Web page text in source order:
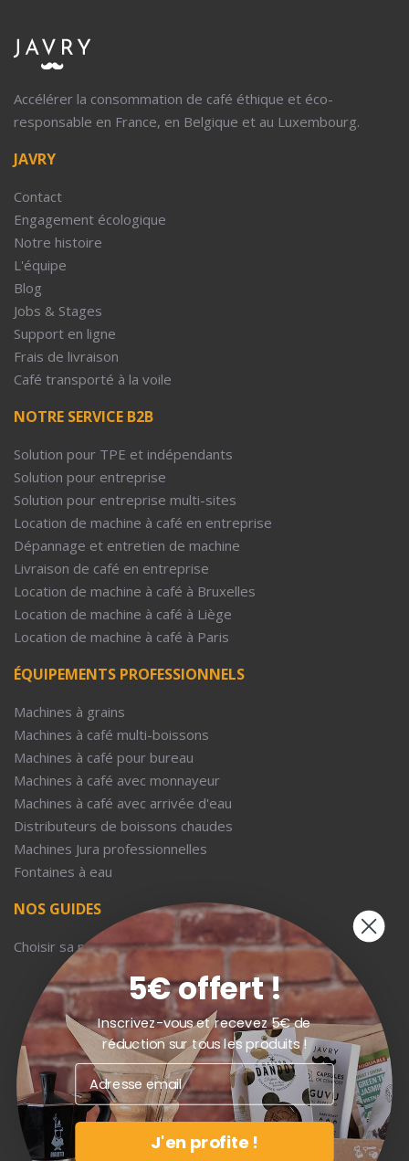
Accélérer la consommation de café éthique et éco-
responsable en France, en Belgique et au Luxembourg.
JAVRY
Contact
Engagement écologique
Notre histoire
L'équipe
Blog
Jobs & Stages
Support en ligne
Frais de livraison
Café transporté à la voile
NOTRE SERVICE B2B
Solution pour TPE et indépendants
Solution pour entreprise
Solution pour entreprise multi-sites
Location de machine à café en entreprise
Dépannage et entretien de machine
Livraison de café en entreprise
Location de machine à café à Bruxelles
Location de machine à café à Liège
Location de machine à café à Paris
ÉQUIPEMENTS PROFESSIONNELS
Machines à grains
Machines à café multi-boissons
Machines à café pour bureau
Machines à café avec monnayeur
Machines à café avec arrivée d'eau
Distributeurs de boissons chaudes
Machines Jura professionnelles
Fontaines à eau
NOS GUIDES
Choisir sa machine à café d'entreprise
5€ offert !
Inscrivez-vous et recevez 5€ de
réduction sur tous les produits !
J'en profite !